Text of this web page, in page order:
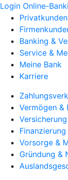
Login Online-
Privatkunden
Banking &
Service &
Meine Bank
Karriere
Vermögen &
Versicherung
Finanzierung
Vorsorge &
Gründung &